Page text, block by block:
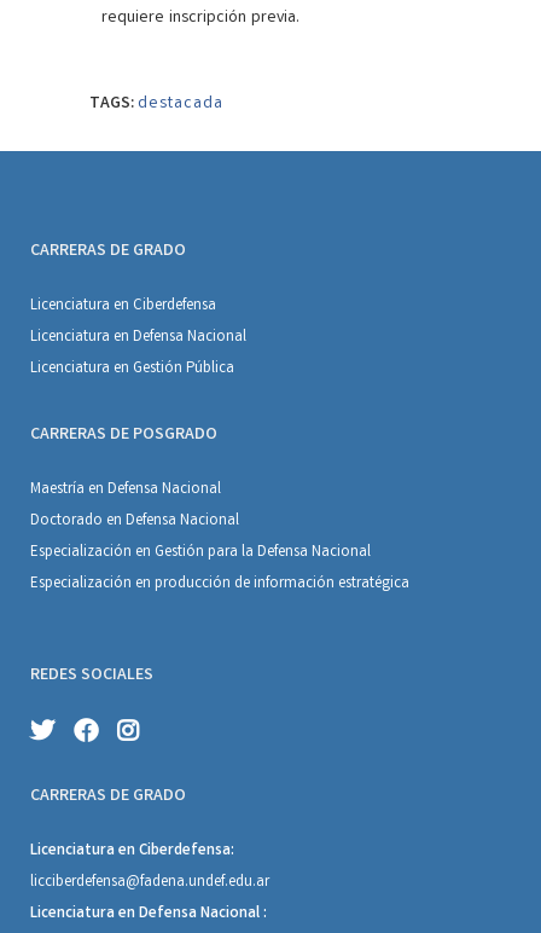
requiere inscripción previa.
TAGS:destacada
CARRERAS DE GRADO
Licenciatura en Ciberdefensa
Licenciatura en Defensa Nacional
Licenciatura en Gestión Pública
CARRERAS DE POSGRADO
Maestría en Defensa Nacional
Doctorado en Defensa Nacional
Especialización en Gestión para la Defensa Nacional
Especialización en producción de información estratégica
REDES SOCIALES
CARRERAS DE GRADO
Licenciatura en Ciberdefensa:
licciberdefensa@fadena.undef.edu.ar
Licenciatura en Defensa Nacional :